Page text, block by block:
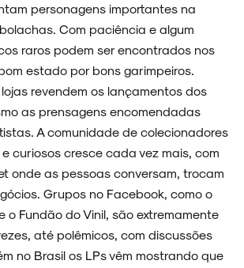
personagens importantes na
Com paciência e algum
raros podem ser encontrados nos
estado por bons garimpeiros.
revendem os lançamentos dos
as prensagens encomendadas
A comunidade de colecionadores
curiosos cresce cada vez mais, com
onde as pessoas conversam, trocam
Grupos no Facebook, como o
o Fundão do Vinil, são extremamente
até polêmicos, com discussões
no Brasil os LPs vêm mostrando que